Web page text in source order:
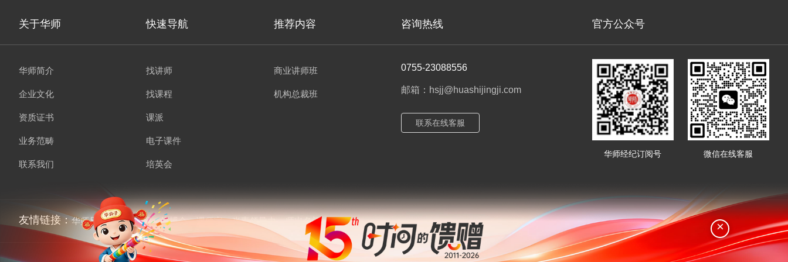
关于华师 快速导航 推荐内容 咨询热线 官方公众号
华师简介
企业文化
资质证书
业务范畴
联系我们
找讲师
找课程
课派
电子课件
培英会
商业讲师班
机构总裁班
0755-23088556
邮箱：hsjj@huashijingji.com
联系在线客服
华师经纪订阅号 微信在线客服
友情链接：华师兄弟 讲师经纪 培博会 课师宝 当责领导力 师出名门 ×